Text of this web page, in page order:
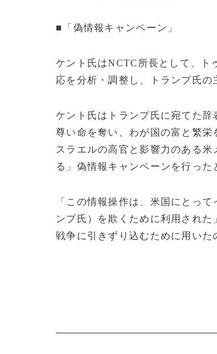
■「偽情報キャンペーン」
ケント氏はNCTC所長として、ト
応を分析・調整し、トランプ氏の
ケント氏はトランプ氏に宛てた
尊い命を奪い、わが国の富と繁
スラエルの高官と影響力のある
る」偽情報キャンペーンを行った
「この情報操作は、米国にとっ
ンプ氏）を欺くために利用され
戦争に引きずり込むために用い